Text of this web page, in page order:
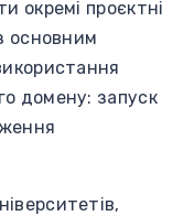
окремі проєктні
основним
домену: запуск